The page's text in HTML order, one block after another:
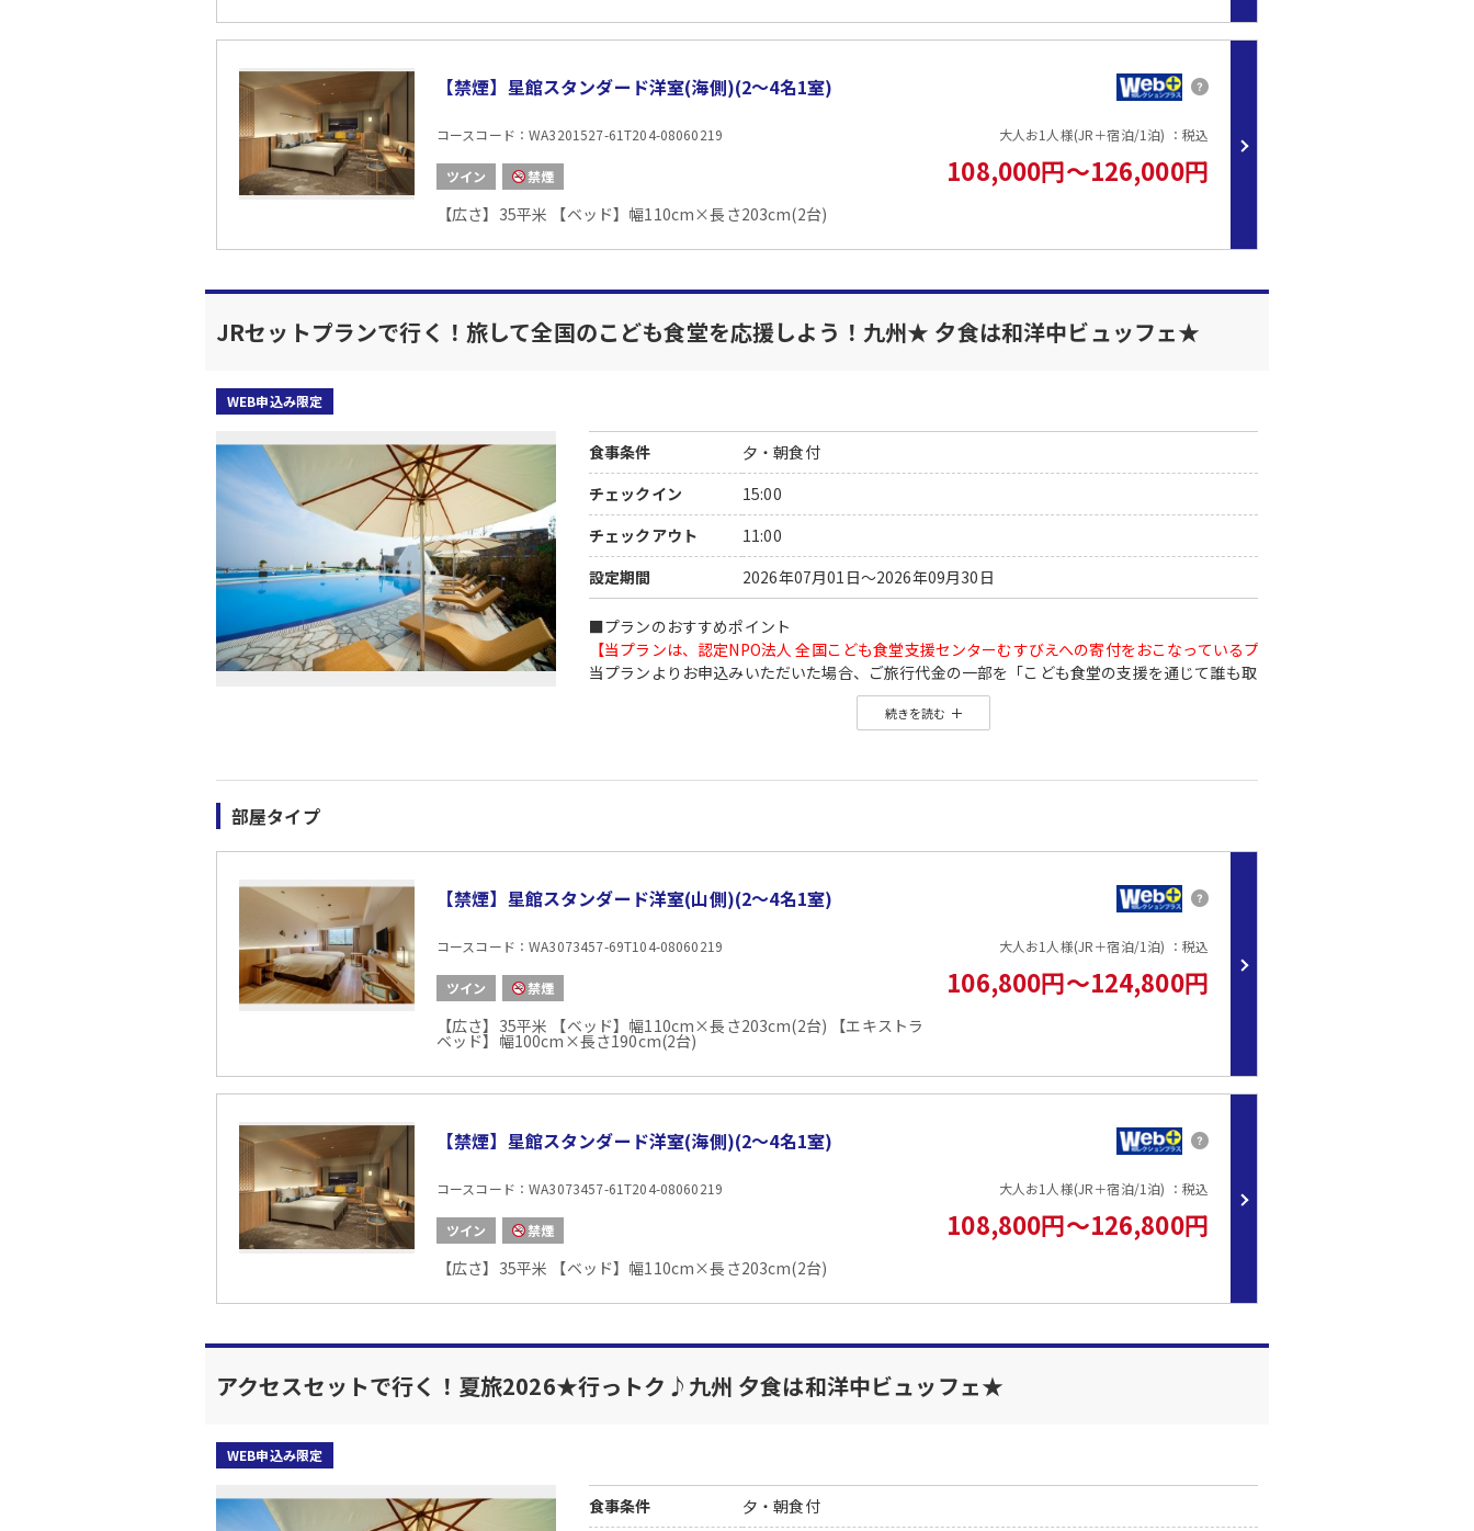
■朝食
場所:
レストラン（「和ダイニング星 ＨＯＳＨＩ」）
【禁煙】星館スタンダード洋室(海側)(2〜4名1室)
コースコード：WA3201527-61T204-08060219
ツイン 禁煙
【広さ】35平米 【ベッド】幅110cm×長さ203cm(2台)
大人お1人様(JR＋宿泊/1泊) ：税込
108,000円～126,000円
JRセットプランで行く！旅して全国のこども食堂を応援しよう！九州★ 夕食は和洋中ビュッフェ★
WEB申込み限定
食事条件
夕・朝食付
チェックイン
15:00
チェックアウト
11:00
設定期間
2026年07月01日～2026年09月30日
■プランのおすすめポイント
【当プランは、認定NPO法人 全国こども食堂支援センターむすびえへの寄付をおこなっているプランです】
当プランよりお申込みいただいた場合、ご旅行代金の一部を「こども食堂の支援を通じて誰も取りこぼさない社会をつくる」
支援団体「 認定NPO法人 全国こども食堂支援センターむすびえ 」へ寄付いたします。
【ご案内】
お客様ご自身で喫食のご判断をお願い致します。
■4名様ご利用の場合は、1名様はエキストラベッドではなくソファーベッドになることがございます。
■2名1室ご利用の場合、
おとな1名＋こども1名ご利用でも、お子様はこども代金でOK♪
※通常「おとな1名＋こども1名」で2名1室ご利用の場合、お子様はおとなと同額となります。
■夕食
場所:
■朝食
場所:
レストラン（「和ダイニング星 ＨＯＳＨＩ」）
※天災地変や感染症拡大等による大幅な予約状況の変更により、
続きを読む
部屋タイプ
【禁煙】星館スタンダード洋室(山側)(2〜4名1室)
コースコード：WA3073457-69T104-08060219
ツイン 禁煙
【広さ】35平米 【ベッド】幅110cm×長さ203cm(2台) 【エキストラ
ベッド】幅100cm×長さ190cm(2台)
大人お1人様(JR＋宿泊/1泊) ：税込
106,800円～124,800円
【禁煙】星館スタンダード洋室(海側)(2〜4名1室)
コースコード：WA3073457-61T204-08060219
ツイン 禁煙
【広さ】35平米 【ベッド】幅110cm×長さ203cm(2台)
大人お1人様(JR＋宿泊/1泊) ：税込
108,800円～126,800円
アクセスセットで行く！夏旅2026★行っトク♪九州 夕食は和洋中ビュッフェ★
WEB申込み限定
食事条件 夕・朝食付